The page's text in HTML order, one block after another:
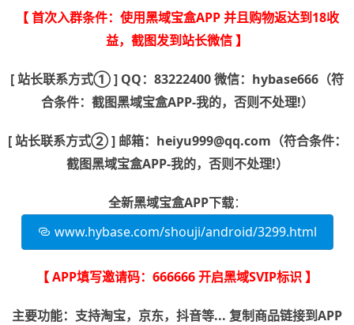
【 首次入群条件：使用黑域宝盒APP 并且购物返达到18收
益，截图发到站长微信 】
[ 站长联系方式① ] QQ：83222400 微信：hybase666（符
合条件：截图黑域宝盒APP-我的，否则不处理!）
[ 站长联系方式② ] 邮箱：heiyu999@qq.com（符合条件：
截图黑域宝盒APP-我的，否则不处理!）
全新黑域宝盒APP下载：
www.hybase.com/shouji/android/3299.html
【 APP填写邀请码：666666 开启黑域SVIP标识 】
主要功能：支持淘宝，京东，抖音等... 复制商品链接到APP